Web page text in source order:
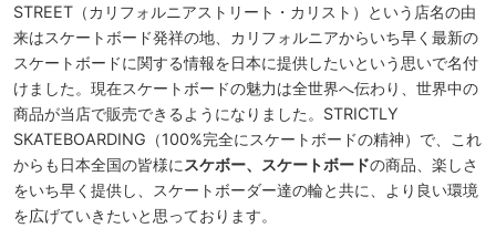
STREET（カリフォルニアストリート・カリスト）という店名の由
来はスケートボード発祥の地、カリフォルニアからいち早く最新の
スケートボードに関する情報を日本に提供したいという思いで名付
けました。現在スケートボードの魅力は全世界へ伝わり、世界中の
商品が当店で販売できるようになりました。STRICTLY
SKATEBOARDING（100%完全にスケートボードの精神）で、これ
からも日本全国の皆様に スケボー、スケートボードの商品、楽しさ
をいち早く提供し、スケートボーダー達の輪と共に、より良い環境
を広げていきたいと思っております。